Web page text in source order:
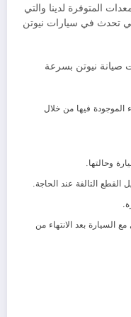
المتوفرة لدينا والتي
تحدث في سيارات نيوتن
صيانة نيوتن بسرعة
الموجودة فيها من خلال
وحالتها.
القطع التالفة عند الحاجة.
السيارة بعد الانتهاء من